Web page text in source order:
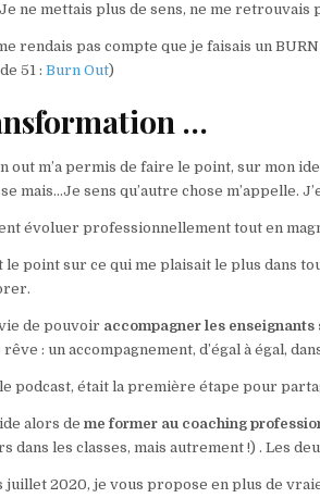
ne mettais plus de sens, ne me retrouvais
rendais pas compte que je faisais un
51 :Burn Out)
…
out m’a permis de faire le point, sur mon
mais…Je sens qu’autre chose m’appelle.
évoluer professionnellement tout en
le point sur ce qui me plaisait le plus dans
de pouvoir accompagner les
rêve : un accompagnement, d’égal à égal,
podcast, était la première étape pour
alors deme former au coaching
dans les classes, mais autrement !) . Les
juillet 2020, je vous propose en plus de